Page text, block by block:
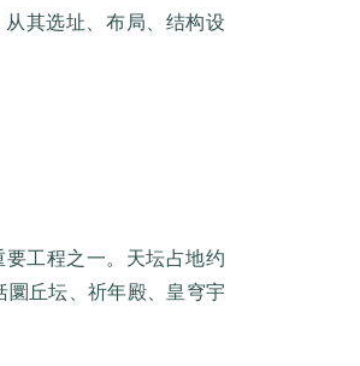
其选址、布局、结构设
工程之一。天坛占地约
圜丘坛、祈年殿、皇穹宇